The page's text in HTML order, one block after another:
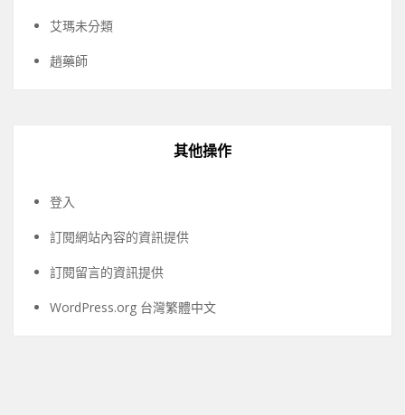
艾瑪未分類
趙藥師
其他操作
登入
訂閱網站內容的資訊提供
訂閱留言的資訊提供
WordPress.org 台灣繁體中文